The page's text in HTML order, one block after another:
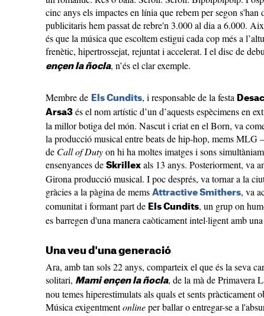
cinc anys els impactes en línia que rebem per segon s'han
publicitaris hem passat de rebre'n 3.000 al dia a 6.000.
és que la música que escoltem estigui cada cop més a
frenètic, hipertrossejat, rejuntat i accelerat. I el disc de
ençen la ñocla, n’és el clar exemple.
Membre de Els Cundits, i responsable de la festa
Arsa3 és el nom artístic d’un d’aquests espècimens en
la millor botiga del món. Nascut i criat en el Born, va
la producció musical entre beats de hip-hop, mems MLG
de Call of Dutyon hi ha moltes imatges i sons
ensenyances de Skrillex als 13 anys. Posteriorment, va
Girona producció musical. I poc després, va tornar a la
gràcies a la pàgina de mems Attractive Smithers, va
comunitat i formant part de Els Cundits, un grup on
es barregen d'una manera caòticament intel·ligent amb
Una veu d'una generació
Ara, amb tan sols 22 anys, comparteix el que és la seva
solitari, Mami ençen la ñocla, de la mà de Primavera
nou temes hiperestimulats als quals et sents pràcticament
Música exigentmentonlineper ballar o entregar-se a